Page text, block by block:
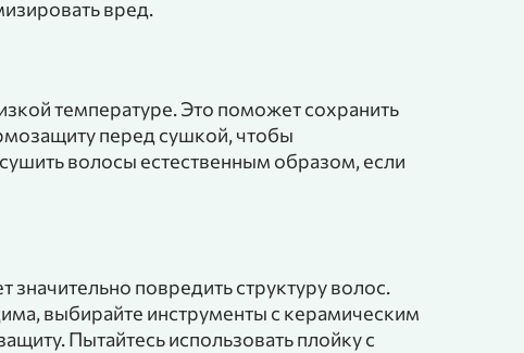
вред.
температуре. Это поможет сохранить
перед сушкой, чтобы
волосы естественным образом, если
повредить структуру волос.
выбирайте инструменты с керамическим
Пытайтесь использовать плойку с